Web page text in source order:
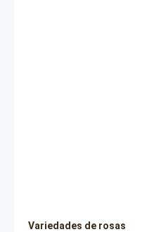
Variedades de rosas